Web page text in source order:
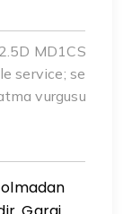
MD1CS089
service; seçici
vurgusu